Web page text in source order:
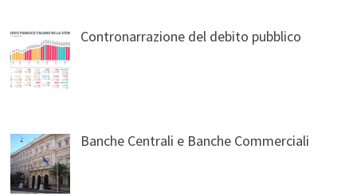
Contronarrazione del debito pubblico
Banche Centrali e Banche Commerciali